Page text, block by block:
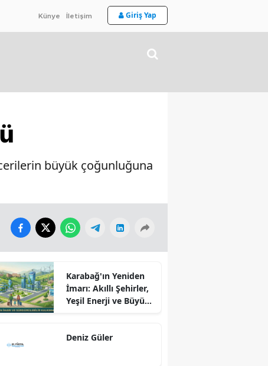
Künye İletişim Giriş Yap
büyük çoğunluğuna
Karabağ'ın Yeniden
İmarı: Akıllı Şehirler,
Yeşil Enerji ve Büyük
Sürdürülebilir
Deniz Güler